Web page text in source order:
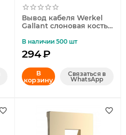
Вывод кабеля Werkel
Gallant слоновая кость
4690389102257
В наличии 500 шт
294₽
В
корзину
Связаться в
WhatsApp